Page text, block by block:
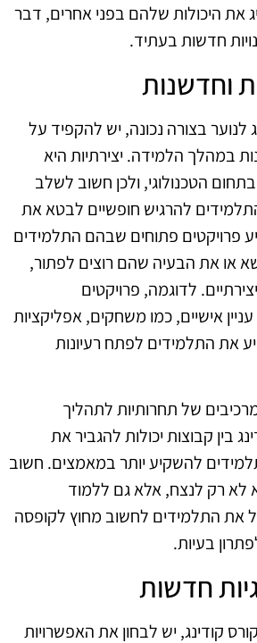
את היכולות שלהם בפני אחרים, דבר
חדשות בעתיד.
וחדשנות
לנוער בצורה נכונה, יש להקפיד על
במהלך הלמידה. יצירתיות היא
הטכנולוגי, ולכן חשוב לשלב
התלמידים להרגיש חופשיים לבטא את
פרויקטים פתוחים שבהם התלמידים
או את הבעיה שהם רוצים לפתור,
לדוגמה, פרויקטים
אישיים, כמו משחקים, אפליקציות
את התלמידים לפתח רעיונות
של תחרותיות לתהליך
בין קבוצות יכולות להגביר את
להשקיע יותר במאמצים. חשוב
לא רק לנצח, אלא גם ללמוד
את התלמידים לחשוב מחוץ לקופסה
בעיות.
חדשות
קודינג, יש לבחון את האפשרויות